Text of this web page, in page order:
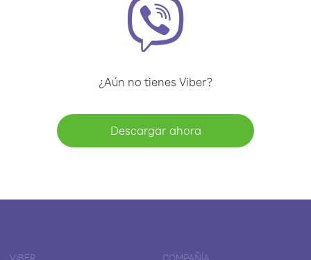
¿Aún no tienes Viber?
Descargar ahora
VIBER COMPAÑÍA